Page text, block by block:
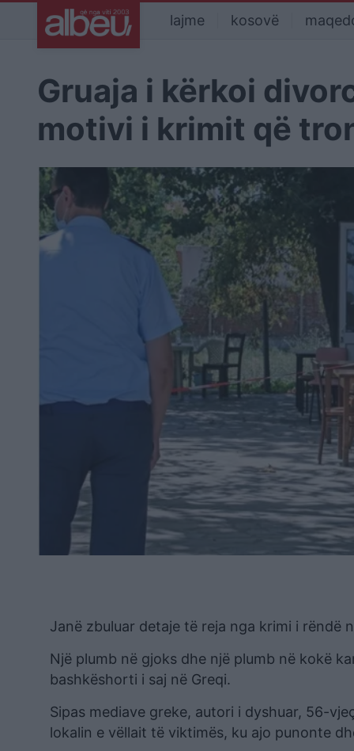
lajme kosovë
Gruaja i kërkoi
motivi i krimit që
Janë zbuluar detaje të reja nga krimi i rëndë
Një plumb në gjoks dhe një plumb në kokë
bashkëshorti i saj në Greqi.
Sipas mediave greke, autori i dyshuar, 56-
lokalin e vëllait të viktimës, ku ajo punonte